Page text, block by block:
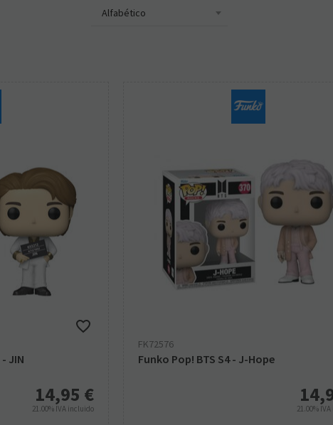
- JIN
14,95 €
21.00% IVA incluido
FK72576
Funko Pop! BTS S4 - J-Hope
21.00%